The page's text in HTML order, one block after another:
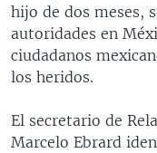
hijo de dos meses,
autoridades en
ciudadanos
los heridos.
El secretario de
Marcelo Ebrard